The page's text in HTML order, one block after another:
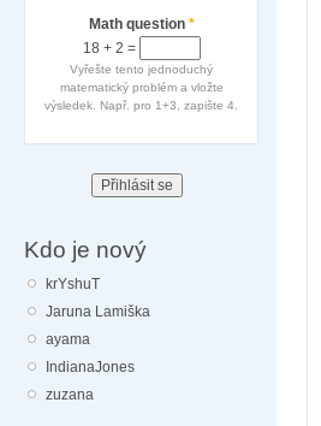
Math question *
18 + 2 =
Vyřešte tento jednoduchý
matematický problém a vložte
výsledek. Např. pro 1+3, zapište 4.
Kdo je nový
krYshuT
Jaruna Lamiška
ayama
IndianaJones
zuzana